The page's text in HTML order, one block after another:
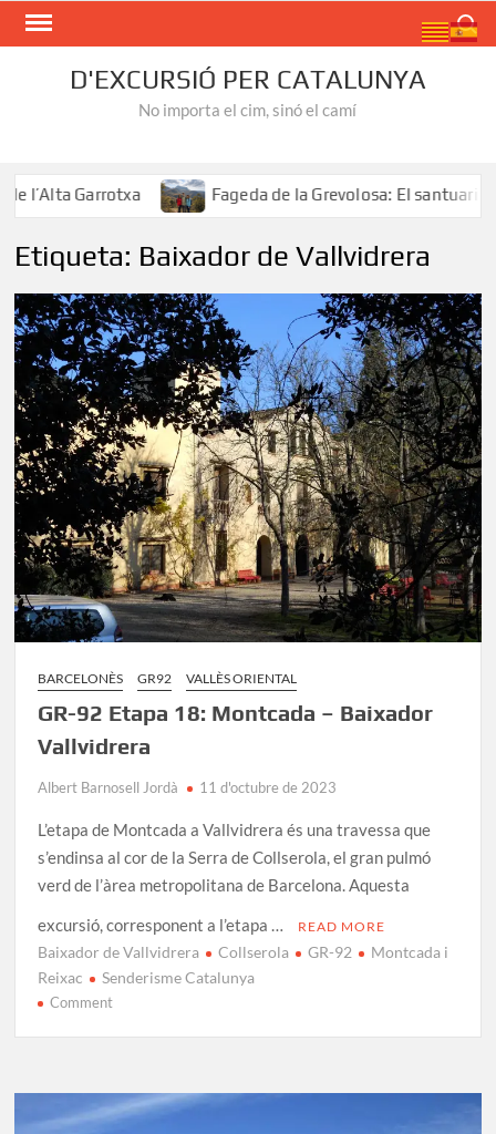
Skip
D'EXCURSIÓ PER CATALUNYA
No importa el cim, sinó el camí
Garrotxa Fageda de la Grevolosa: El santuari dels
Etiqueta: Baixador de Vallvidrera
BARCELONÈS GR92 VALLÈS ORIENTAL
GR-92 Etapa 18: Montcada – Baixador
Vallvidrera
Albert Barnosell Jordà 11 d'octubre de 2023
L’etapa de Montcada a Vallvidrera és una travessa que
s’endinsa al cor de la Serra de Collserola, el gran pulmó
verd de l’àrea metropolitana de Barcelona. Aquesta
excursió, corresponent a l’etapa …
READ MORE
Baixador de Vallvidrera Collserola GR-92
Montcada i
Reixac
Senderisme Catalunya
Commenton
18:
Montcada